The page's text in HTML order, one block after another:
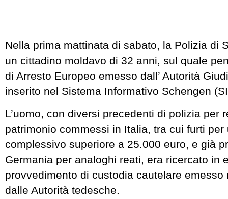
Nella prima mattinata di sabato, la Polizia di
un cittadino moldavo di 32 anni, sul quale
di Arresto Europeo emesso dall’ Autorità
inserito nel Sistema Informativo Schengen
L’uomo, con diversi precedenti di polizia per
patrimonio commessi in Italia, tra cui furti per
complessivo superiore a 25.000 euro, e già
Germania per analoghi reati, era ricercato in
provvedimento di custodia cautelare emesso
dalle Autorità tedesche.